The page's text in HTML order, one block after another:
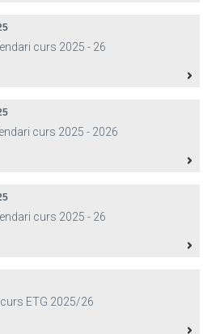
curs 2025 - 26
curs 2025 - 2026
curs 2025 - 26
ETG 2025/26